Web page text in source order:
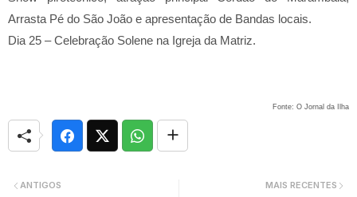
Arrasta Pé do São João e apresentação de Bandas locais.
Dia 25 – Celebração Solene na Igreja da Matriz.
Fonte: O Jornal da Ilha
MAIS RECENTES
ANTIGOS